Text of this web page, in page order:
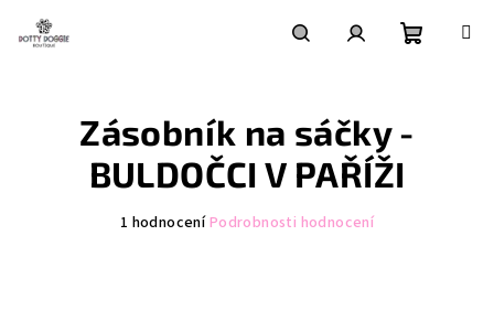
obsah
košík
Zásobník na sáčky -
BULDOČCI V PAŘÍŽI
Průměrné
1 hodnoceníPodrobnosti hodnocení